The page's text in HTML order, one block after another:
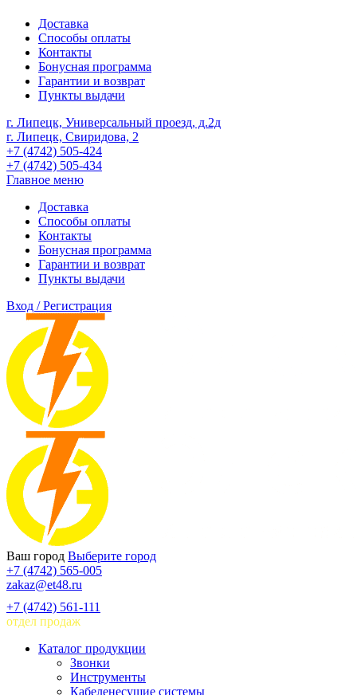
Доставка
Способы оплаты
Контакты
Бонусная программа
Гарантии и возврат
Пункты выдачи
г. Липецк, Универсальный проезд, д.2д
г. Липецк, Свиридова, 2
+7 (4742) 505-424
+7 (4742) 505-434
Главное меню
Доставка
Способы оплаты
Контакты
Бонусная программа
Гарантии и возврат
Пункты выдачи
Вход / Регистрация
Ваш город Выберите город
+7 (4742) 565-005
zakaz@et48.ru
+7 (4742) 561-111
отдел продаж
Каталог продукции
Звонки
Инструменты
Кабеленесущие системы